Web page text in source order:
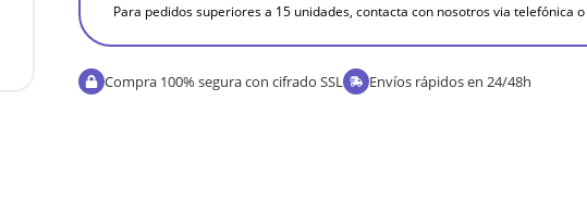
Para pedidos superiores a 15 unidades, contacta con nosotros via telefónica
Compra 100% segura con cifrado SSL Envíos rápidos en 24/48h